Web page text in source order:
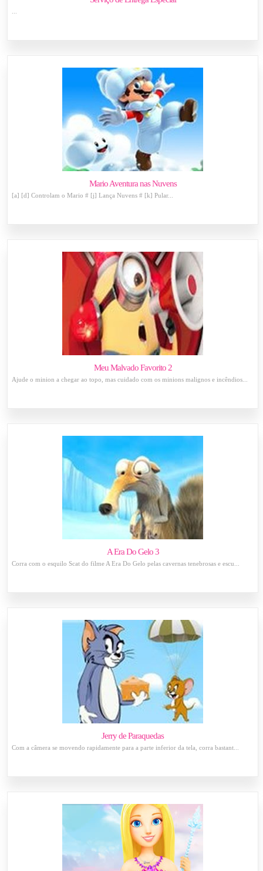
Mario Aventura nas Nuvens
[a] [d] Controlam o Mario # [j] Lança Nuvens # [k] Pular...
Meu Malvado Favorito 2
Ajude o minion a chegar ao topo, mas cuidado com os minions malignos e incêndios...
A Era Do Gelo 3
Corra com o esquilo Scat do filme A Era Do Gelo pelas cavernas tenebrosas e escu...
Jerry de Paraquedas
Com a câmera se movendo rapidamente para a parte inferior da tela, corra bastant...